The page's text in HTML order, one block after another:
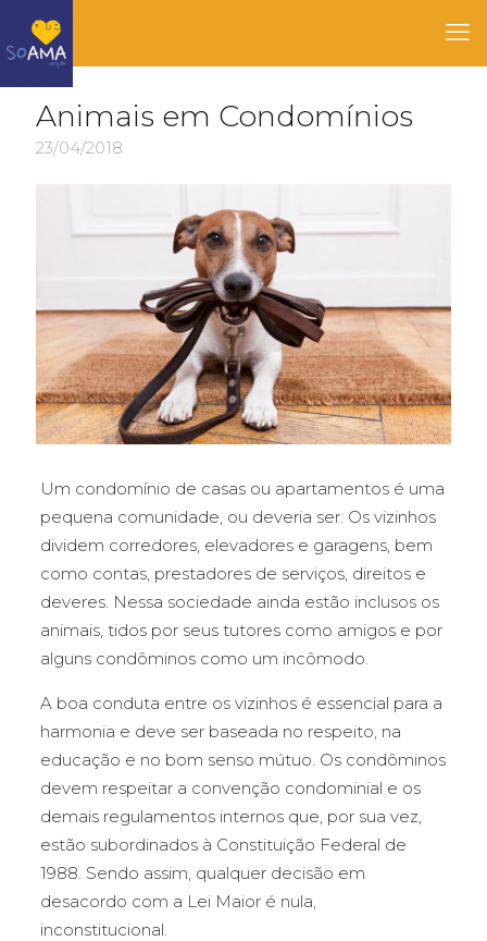
Animais em Condomínios
23/04/2018
Um condomínio de casas ou apartamentos é uma
pequena comunidade, ou deveria ser. Os vizinhos
dividem corredores, elevadores e garagens, bem
como contas, prestadores de serviços, direitos e
deveres. Nessa sociedade ainda estão inclusos os
animais, tidos por seus tutores como amigos e por
alguns condôminos como um incômodo.
A boa conduta entre os vizinhos é essencial para a
harmonia e deve ser baseada no respeito, na
educação e no bom senso mútuo. Os condôminos
devem respeitar a convenção condominial e os
demais regulamentos internos que, por sua vez,
estão subordinados à Constituição Federal de
1988. Sendo assim, qualquer decisão em
desacordo com a Lei Maior é nula,
inconstitucional.